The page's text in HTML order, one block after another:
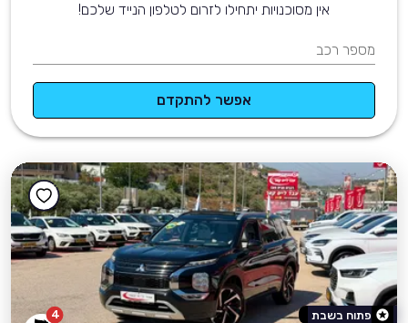
אין מסוכנויות יתחילו לזרום לטלפון הנייד שלכם!
מספר רכב
אפשר להתקדם
4 פתוח בשבת